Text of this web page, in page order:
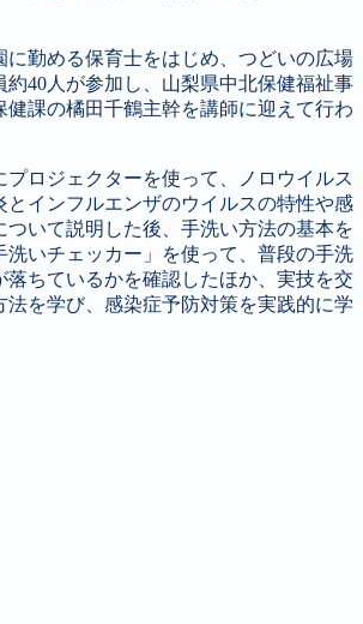
内
に勤める保育士をはじめ、つどいの広場
約40人が参加し、山梨県中北保健福祉事
健課の橘田千鶴主幹を講師に迎えて行わ
プロジェクターを使って、ノロウイルス
とインフルエンザのウイルスの特性や感
ついて説明した後、手洗い方法の基本を
洗いチェッカー」を使って、普段の手洗
落ちているかを確認したほか、実技を交
法を学び、感染症予防対策を実践的に学